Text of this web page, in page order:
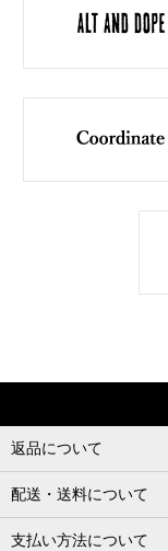
返品について
配送・送料について
支払い方法について